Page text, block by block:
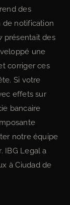
des
de notification
présentait des
une
corriger ces
Si votre
effets sur
bancaire
notre équipe
IBG Legal a
à Ciudad de